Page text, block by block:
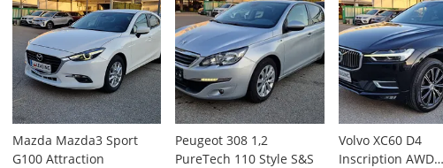
Mazda Mazda3 Sport
G100 Attraction
Peugeot 308 1,2
PureTech 110 Style S&S
Volvo XC60 D4
Inscription AWD